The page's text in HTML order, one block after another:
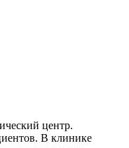
центр.
В клинике